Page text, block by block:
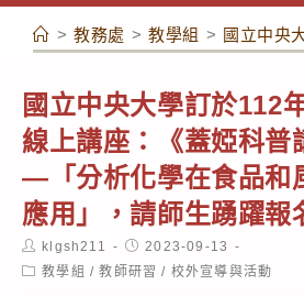
容
> 教務處 > 教學組 > 國立中央
國立中央大學訂於112
線上講座：《蓋婭科普
—「分析化學在食品和
應用」，請師生踴躍報
Post
author:
klgsh211
Post
published:
2023-09-13
Post教學組 / 教師研習 / 校外宣導與活動